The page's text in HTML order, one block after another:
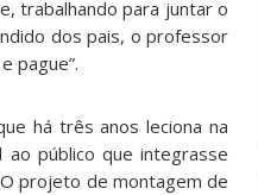
trabalhando para juntar o
dos pais, o professor
pague”.
há três anos leciona na
ao público que integrasse
projeto de montagem de